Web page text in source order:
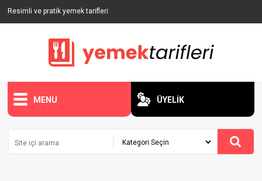
Resimli ve pratik yemek tarifleri
MENU ÜYELİK